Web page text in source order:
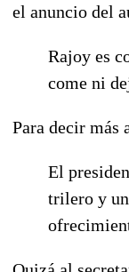
el anuncio del
Rajoy es
come ni
Para decir más
El
trilero y